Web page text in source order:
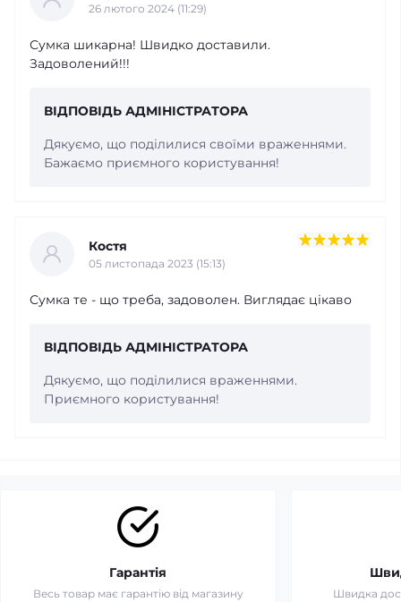
26 лютого 2024 (11:29)
Сумка шикарна! Швидко доставили.
Задоволений!!!
ВІДПОВІДЬ АДМІНІСТРАТОРА
Дякуємо, що поділилися своїми враженнями.
Бажаємо приємного користування!
Костя
05 листопада 2023 (15:13)
Сумка те - що треба, задоволен. Виглядає цікаво
ВІДПОВІДЬ АДМІНІСТРАТОРА
Дякуємо, що поділилися враженнями.
Приємного користування!
Гарантія
Весь товар має гарантію від магазину
Швидка